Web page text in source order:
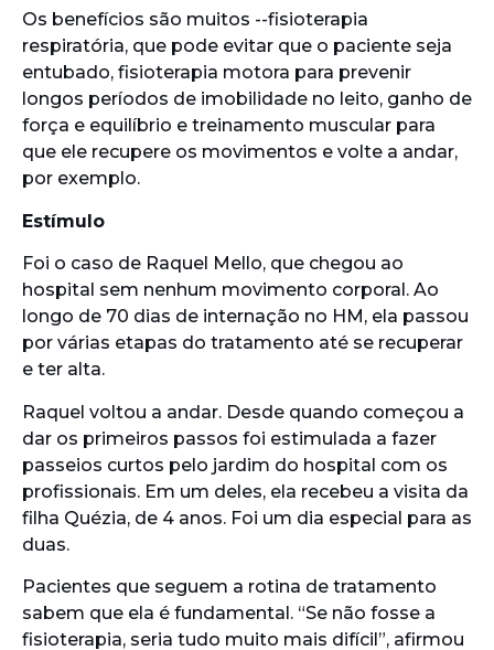
Os benefícios são muitos --fisioterapia
respiratória, que pode evitar que o paciente seja
entubado, fisioterapia motora para prevenir
longos períodos de imobilidade no leito, ganho de
força e equilíbrio e treinamento muscular para
que ele recupere os movimentos e volte a andar,
por exemplo.
Estímulo
Foi o caso de Raquel Mello, que chegou ao
hospital sem nenhum movimento corporal. Ao
longo de 70 dias de internação no HM, ela passou
por várias etapas do tratamento até se recuperar
e ter alta.
Raquel voltou a andar. Desde quando começou a
dar os primeiros passos foi estimulada a fazer
passeios curtos pelo jardim do hospital com os
profissionais. Em um deles, ela recebeu a visita da
filha Quézia, de 4 anos. Foi um dia especial para as
duas.
Pacientes que seguem a rotina de tratamento
sabem que ela é fundamental. “Se não fosse a
fisioterapia, seria tudo muito mais difícil”, afirmou